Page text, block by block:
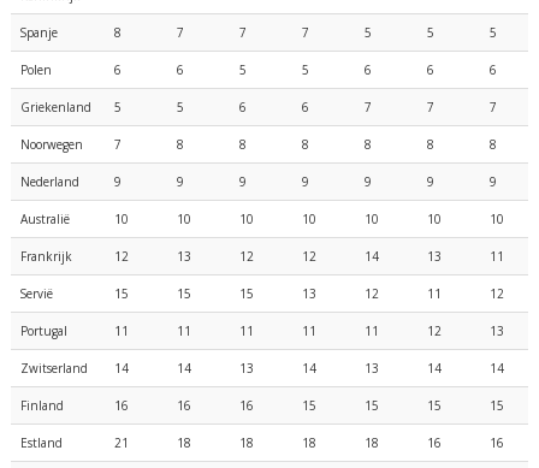
Spanje 8 7 7 7 5 5 5
Polen 6 6 5 5 6 6 6
Griekenland 5 5 6 6 7 7 7
Noorwegen 7 8 8 8 8 8 8
Nederland 9 9 9 9 9 9 9
Australië 10 10 10 10 10 10 10
Frankrijk 12 13 12 12 14 13 11
Servië 15 15 15 13 12 11 12
Portugal 11 11 11 11 11 12 13
Zwitserland 14 14 13 14 13 14 14
Finland 16 16 16 15 15 15 15
Estland 21 18 18 18 18 16 16